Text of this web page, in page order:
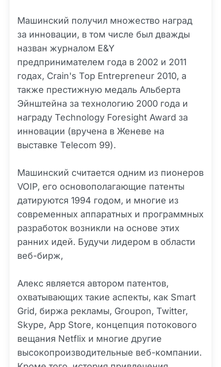
Машинский получил множество наград
за инновации, в том числе был дважды
назван журналом E&Y
предпринимателем года в 2002 и 2011
годах, Crain's Top Entrepreneur 2010, а
также престижную медаль Альберта
Эйнштейна за технологию 2000 года и
награду Technology Foresight Award за
инновации (вручена в Женеве на
выставке Telecom 99).
Машинский считается одним из пионеров
VOIP, его основополагающие патенты
датируются 1994 годом, и многие из
современных аппаратных и программных
разработок возникли на основе этих
ранних идей. Будучи лидером в области
веб-бирж,
Алекс является автором патентов,
охватывающих такие аспекты, как Smart
Grid, биржа рекламы, Groupon, Twitter,
Skype, App Store, концепция потокового
вещания Netflix и многие другие
высокопроизводительные веб-компании.